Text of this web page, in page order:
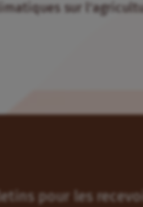
sur
pour les